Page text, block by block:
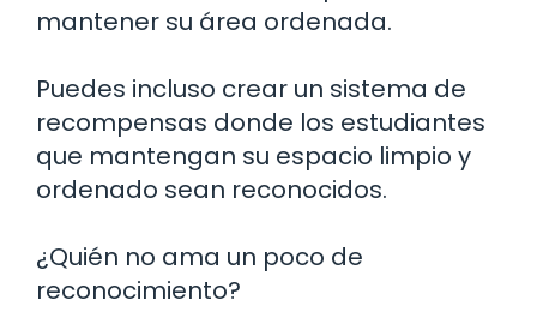
mantener su área ordenada.
Puedes incluso crear un sistema de
recompensas donde los estudiantes
que mantengan su espacio limpio y
ordenado sean reconocidos.
¿Quién no ama un poco de
reconocimiento?